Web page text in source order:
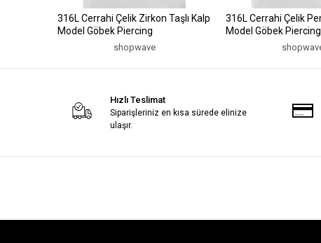
316L Cerrahi Çelik Zirkon Taşlı Kalp
Model Göbek Piercing
shopwave
316L Cerrahi Çelik
Model Göbek Piercing
Hızlı Teslimat
Siparişleriniz en kısa sürede elinize
ulaşır.